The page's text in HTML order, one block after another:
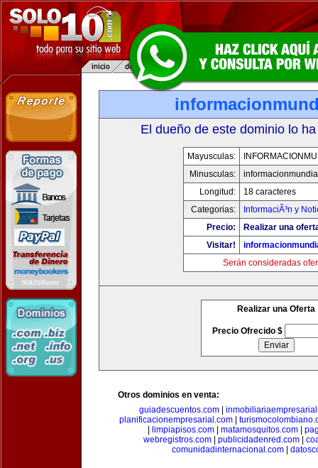
El dueño de este dominio lo
Mayusculas:
Minusculas:
Longitud:
18 caracteres
Categorias:
InformaciÃ³n y
Precio:
Realizar una
Visitar!
Serán consideradas
Realizar una Oferta
Precio Ofrecido $
Otros dominios en venta:
guiadescuentos.com
planificacionempresarial.com
limpiapisos.com| matamosquitos.com|
webregistros.com| publicidadenred.com|
comunidadinternacional.com|